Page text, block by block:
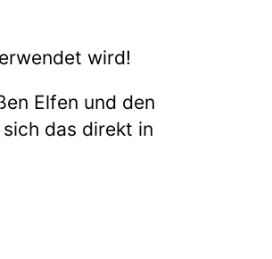
wird!
Elfen und den
das direkt in